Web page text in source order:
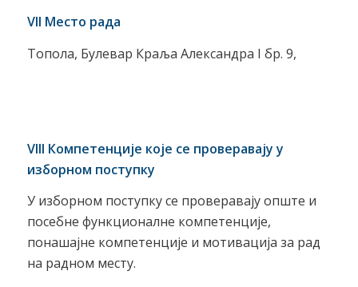
VII Место рада
Топола, Булевар Краља Александра I бр. 9,
VIII Компетенције које се проверавају у
изборном поступку
У изборном поступку се проверавају опште и
посебне функционалне компетенције,
понашајне компетенције и мотивација за рад
на радном месту.